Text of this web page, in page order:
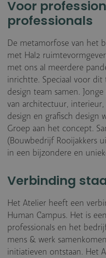
Voor
professionals
De metamorfose van het
met Hal2
met ons al meerdere
inrichtte. Speciaal voor
design team samen.
van architectuur,
design en grafisch design
Groep aan het concept.
(Bouwbedrijf Rooijakkers
in een bijzondere en
Verbinding
Het Atelier heeft een
Human Campus. Het is
professionals en het
mens & werk
initiatieven ontstaan. Het